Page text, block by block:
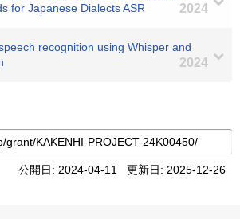
for Japanese Dialects ASR
2024
recognition using Whisper and
2024
公開日: 2024-04-11 更新日: 2025-12-26